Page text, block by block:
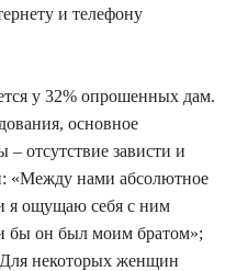
и телефону
у 32% опрошенных дам.
основное
отсутствие зависти и
«Между нами абсолютное
я ощущаю себя с ним
бы он был моим братом»;
некоторых женщин